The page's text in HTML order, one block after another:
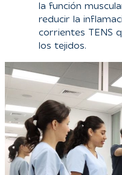
la función
reducir la
corrientes TENS
los tejidos.